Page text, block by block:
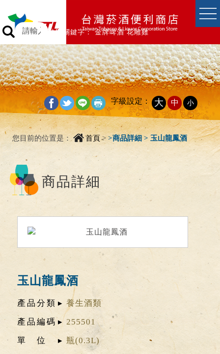
熱門關鍵字： 金牌啤酒 花雕雞
_
字級設定： 大 中 小
您目前的位置是： 首頁>>商品詳細 > 玉山龍鳳酒
商品詳細
玉山龍鳳酒
產品分類
養生酒類
產品編碼
255501
單位
瓶(0.3L)